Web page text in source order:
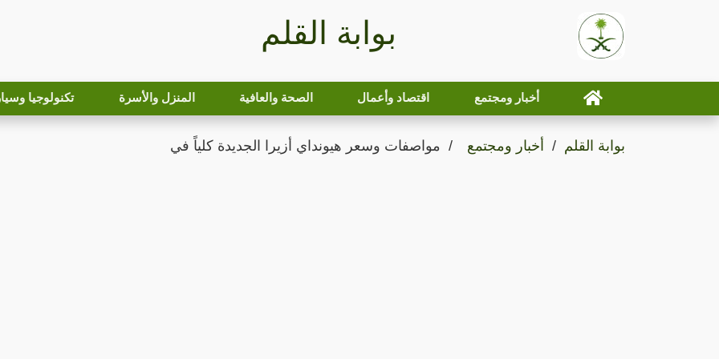
بوابة القلم
أخبار ومجتمع اقتصاد وأعمال الصحة والعافية المنزل والأسرة تكنولوجيا
بوابة القلم أخبار ومجتمع مواصفات وسعر هيونداي أزيرا الجديدة كلياً في